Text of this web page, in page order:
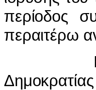
περίoδoς
περαιτέρω
Η